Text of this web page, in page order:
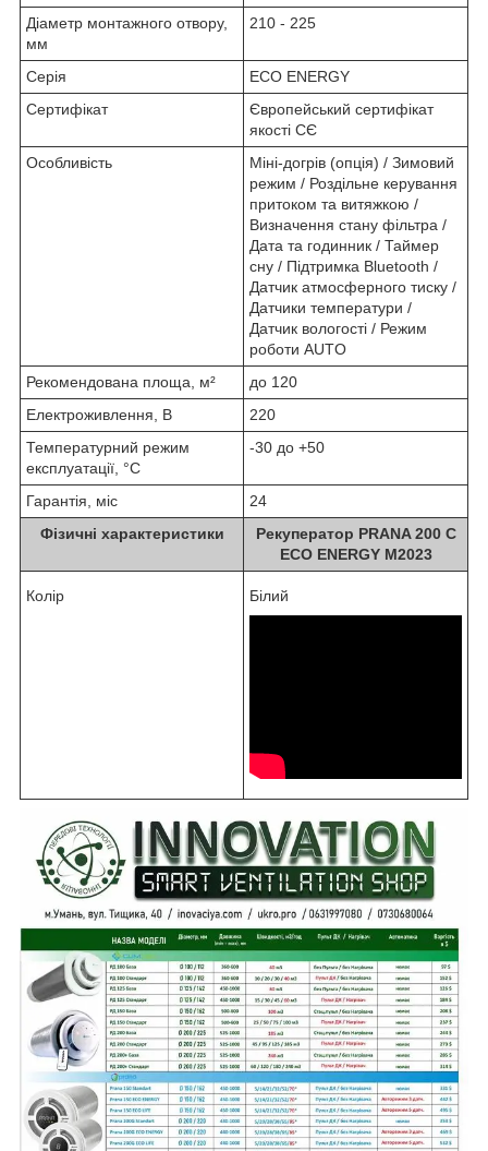
Діаметр монтажного отвору,
мм
210 - 225
Серія
ECO ENERGY
Сертифікат
Європейський сертифікат
якості СЄ
Особливість
Міні-догрів (опція) / Зимовий
режим / Роздільне керування
притоком та витяжкою /
Визначення стану фільтра /
Дата та годинник / Таймер
сну / Підтримка Bluetooth /
Датчик атмосферного тиску /
Датчики температури /
Датчик вологості / Режим
роботи AUTO
Рекомендована площа, м²
до 120
Електроживлення, В
220
Температурний режим
експлуатації, °C
-30 до +50
Гарантія, міс
24
Фізичні характеристики
Рекуператор PRANA 200 C
ECO ENERGY M2023
Колір Білий